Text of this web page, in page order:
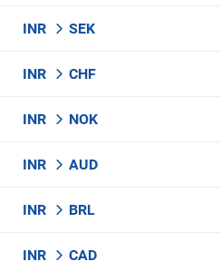
INR SEK
INR CHF
INR NOK
INR AUD
INR BRL
INR CAD